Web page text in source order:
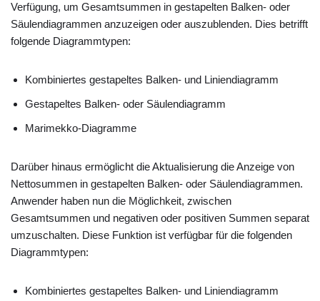
Verfügung, um Gesamtsummen in gestapelten Balken- oder
Säulendiagrammen anzuzeigen oder auszublenden. Dies betrifft
folgende Diagrammtypen:
Kombiniertes gestapeltes Balken- und Liniendiagramm
Gestapeltes Balken- oder Säulendiagramm
Marimekko-Diagramme
Darüber hinaus ermöglicht die Aktualisierung die Anzeige von
Nettosummen in gestapelten Balken- oder Säulendiagrammen.
Anwender haben nun die Möglichkeit, zwischen
Gesamtsummen und negativen oder positiven Summen separat
umzuschalten. Diese Funktion ist verfügbar für die folgenden
Diagrammtypen:
Kombiniertes gestapeltes Balken- und Liniendiagramm